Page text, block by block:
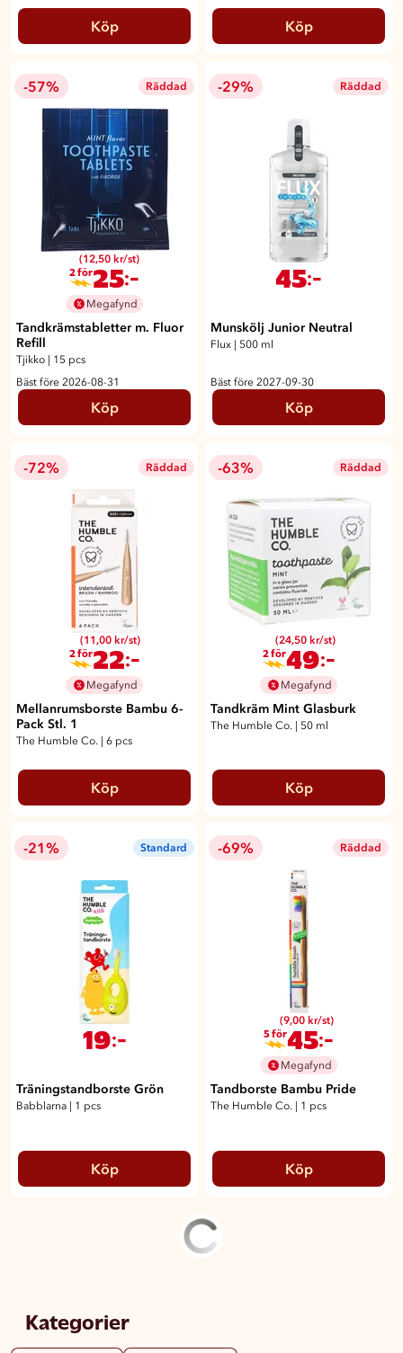
Köp Köp
-57% Räddad
(12,50 kr/st)
2 för25:-
Megafynd
Tandkrämstabletter m. Fluor
Refill
Tjikko
15 pcs
Bäst före 2026-08-31
Köp
-29% Räddad
45:-
Munskölj Junior Neutral
Flux 500 ml
Bäst före 2027-09-30
Köp
-72% Räddad
(11,00 kr/st)
2 för22:-
Megafynd
Mellanrumsborste Bambu 6-
Pack Stl. 1
The Humble Co. | 6 pcs
Köp
-63% Räddad
(24,50 kr/st)
2 för49:-
Megafynd
Tandkräm Mint Glasburk
The Humble Co. | 50 ml
Köp
-21% Standard
19:-
Träningstandborste Grön
Babblarna 1 pcs
Köp
-69% Räddad
(9,00 kr/st)
5 för45:-
Megafynd
Tandborste Bambu Pride
The Humble Co. 1 pcs
Köp
Kategorier